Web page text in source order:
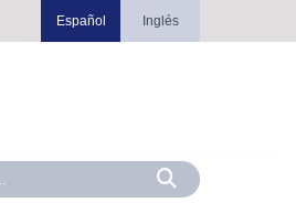
Español Inglés